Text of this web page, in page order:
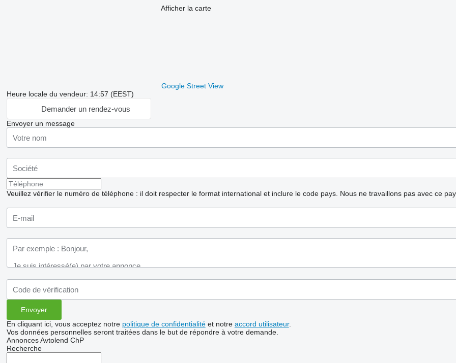
Afficher la carte
Google Street View
Heure locale du vendeur: 14:57 (EEST)
Demander un rendez-vous
Envoyer un message
Veuillez vérifier le numéro de téléphone : il doit respecter le format international et inclure le code pays. Nous ne travaillons pas avec ce
En cliquant ici, vous acceptez notre politique de confidentialitéet notre accord utilisateur.
Vos données personnelles seront traitées dans le but de répondre à votre demande.
Annonces Avtolend ChP
Recherche